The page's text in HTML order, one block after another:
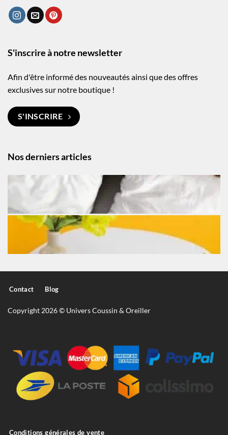
Nos derniers articles
S'inscrire à notre newsletter
Afin d'être informé des nouveautés ainsi que des offres
exclusives sur notre boutique !
S'INSCRIRE
Contact Blog
Copyright 2026 © Univers Coussin & Oreiller
Conditions générales de vente